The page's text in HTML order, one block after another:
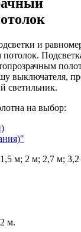
и
потолок.
выключателя,
светильник.
на выбор:
м; 2 м; 2,7 м;
м.